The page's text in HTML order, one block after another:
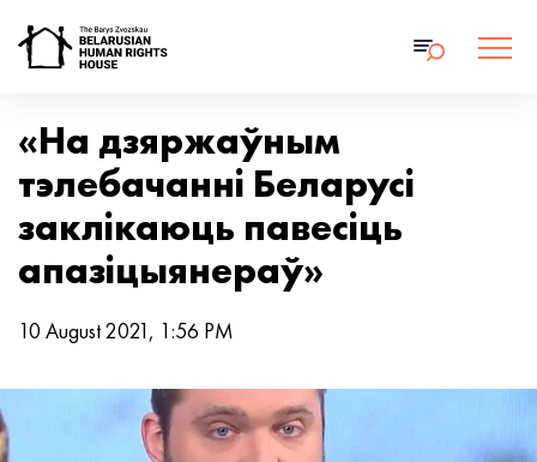
«На дзяржаўным
тэлебачанні Беларусі
заклікаюць павесіць
апазіцыянераў»
10 August 2021, 1:56 PM